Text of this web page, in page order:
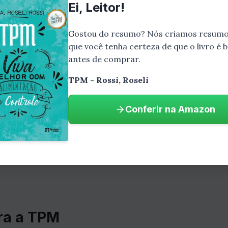
mas acredita-se que seja causada por
a TPM
Ei, Leitor!
Gostou do resumo? Nós criamos
que você tenha certeza de que o livro é
antes de comprar.
TPM - Rossi, Roseli
Conferir na Amazon